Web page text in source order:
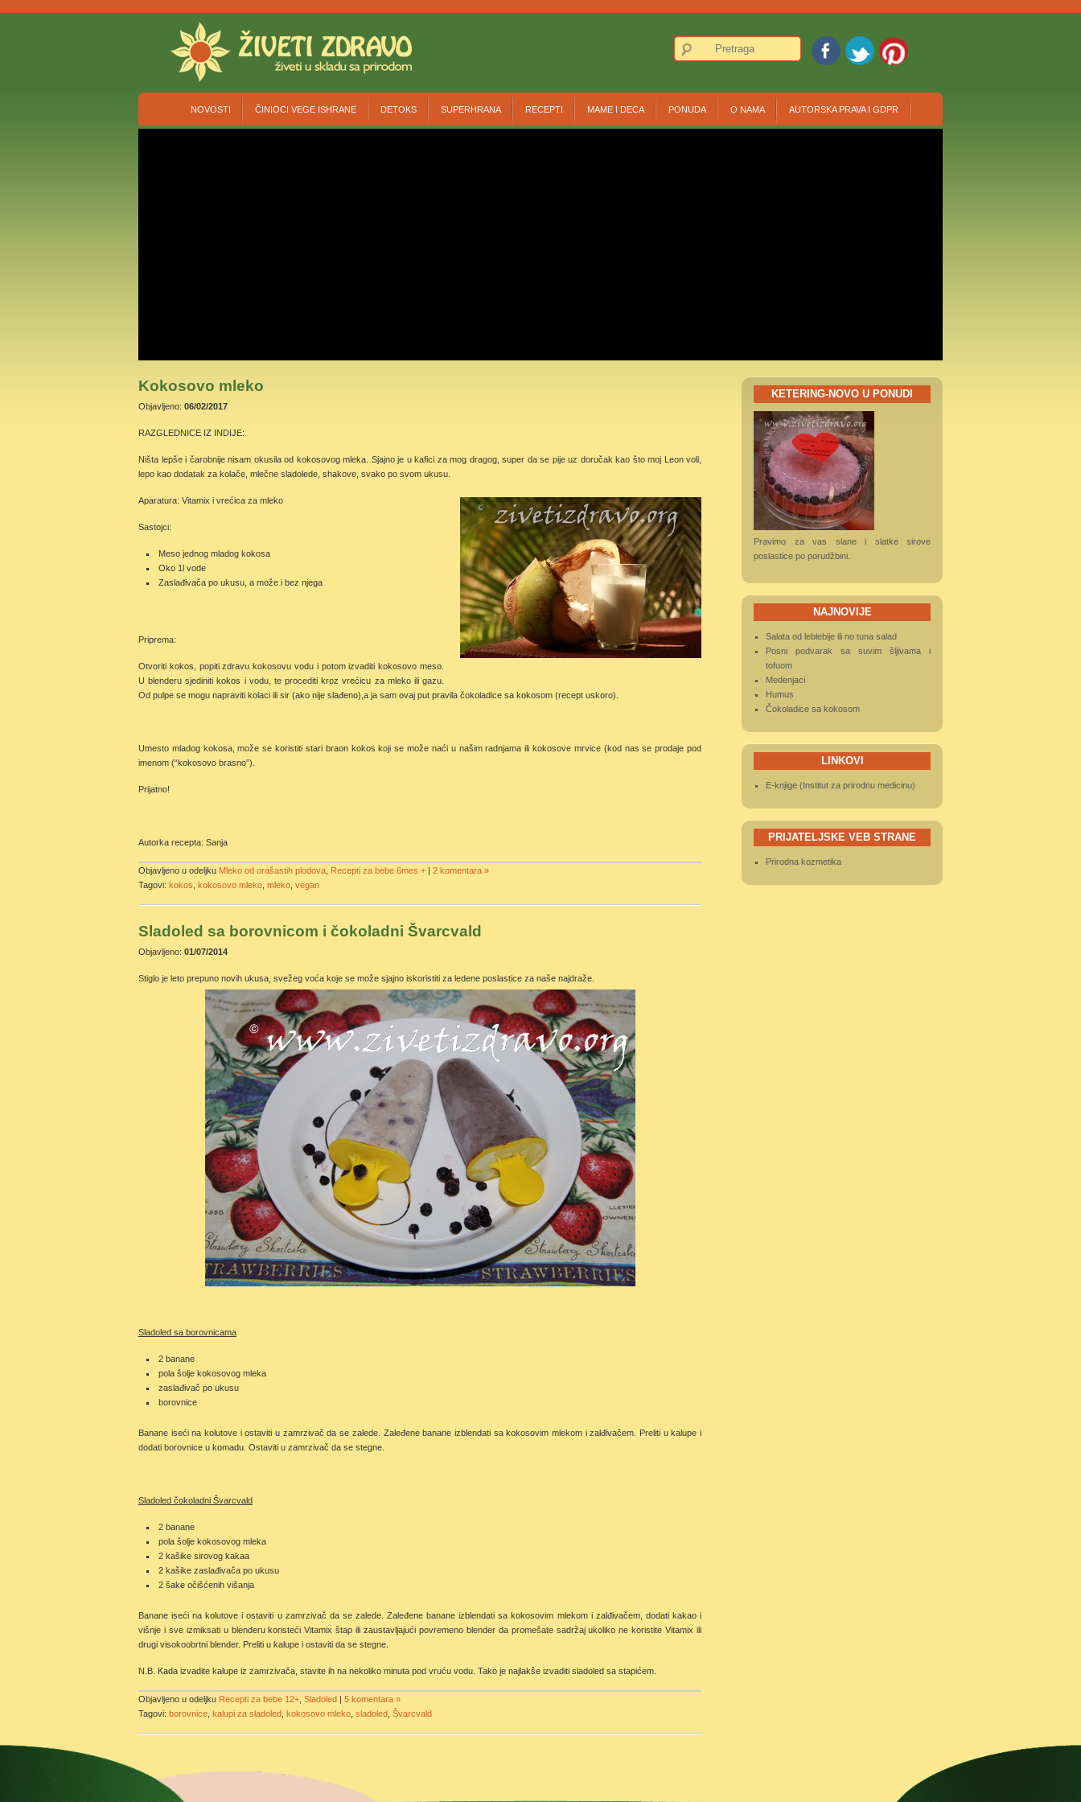
NOVOSTI ČINIOCI VEGE ISHRANE DETOKS SUPERHRANA RECEPTI MAME I DECA PONUDA O NAMA AUTORSKA PRAVA I GDPR
Kokosovo mleko
Objavljeno: 06/02/2017
RAZGLEDNICE IZ INDIJE:
Ništa lepše i čarobnije nisam okusila od kokosovog mleka. Sjajno je u kafici za mog dragog, super da se pije uz doručak kao što moj Leon voli,
lepo kao dodatak za kolače, mlečne sladolede, shakove, svako po svom ukusu.
Aparatura: Vitamix i vrećica za mleko
Sastojci:
Meso jednog mladog kokosa
Oko 1l vode
Zaslađivača po ukusu, a može i bez njega
Priprema:
Otvoriti kokos, popiti zdravu kokosovu vodu i potom izvaditi kokosovo meso.
U blenderu sjediniti kokos i vodu, te procediti kroz vrećicu za mleko ili gazu.
Od pulpe se mogu napraviti kolaci ili sir (ako nije slađeno),a ja sam ovaj put pravila čokoladice sa kokosom (recept uskoro).
Umesto mladog kokosa, može se koristiti stari braon kokos koji se može naći u našim radnjama ili kokosove mrvice (kod nas se prodaje pod
imenom (“kokosovo brasno”).
Prijatno!
Autorka recepta: Sanja
Objavljeno u odeljku Mleko od orašastih plodova Recepti za bebe 6mes + | 2 komentara »
Tagovi: kokos kokosovo mleko mleko vegan
Sladoled sa borovnicom i čokoladni Švarcvald
Objavljeno: 01/07/2014
Stiglo je leto prepuno novih ukusa, svežeg voća koje se može sjajno iskoristiti za ledene poslastice za naše najdraže.
Sladoled sa borovnicama
2 banane
pola šolje kokosovog mleka
zaslađivač po ukusu
borovnice
Banane iseći na kolutove i ostaviti u zamrzivač da se zalede. Zaleđene banane izblendati sa kokosovim mlekom i zalđivačem. Preliti u kalupe i
dodati borovnice u komadu. Ostaviti u zamrzivač da se stegne.
Sladoled čokoladni Švarcvald
2 banane
pola šolje kokosovog mleka
2 kašike sirovog kakaa
2 kašike zaslađivača po ukusu
2 šake očišćenih višanja
Banane iseći na kolutove i ostaviti u zamrzivač da se zalede. Zaleđene banane izblendati sa kokosovim mlekom i zalđivačem, dodati kakao i
višnje i sve izmiksati u blenderu koristeći Vitamix štap ili zaustavljajući povremeno blender da promešate sadržaj ukoliko ne koristite Vitamix ili
drugi visokoobrtni blender. Preliti u kalupe i ostaviti da se stegne.
N.B. Kada izvadite kalupe iz zamrzivača, stavite ih na nekoliko minuta pod vruću vodu. Tako je najlakše izvaditi sladoled sa stapićem.
Objavljeno u odeljku Recepti za bebe 12+ Sladoled | 5 komentara »
Tagovi: borovnice kalupi za sladoled kokosovo mleko sladoled Švarcvald
KETERING-NOVO U PONUDI
Pravimo za vas slane i slatke sirove
poslastice po porudžbini.
NAJNOVIJE
Salata od leblebije ili no tuna salad
Posni podvarak sa suvim šljivama i
tofuom
Medenjaci
Humus
Čokoladice sa kokosom
LINKOVI
E-knjige (Institut za prirodnu medicinu)
PRIJATELJSKE VEB STRANE
Prirodna kozmetika